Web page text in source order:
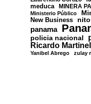
meduca MINERA
Ministerio Público
New Business
panama
policia nacional
Ricardo
Yanibel Abrego zulay